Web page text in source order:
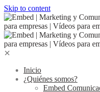
Skip to content
✕
Inicio
¿Quiénes somos?
Embed